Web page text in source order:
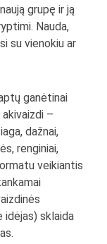
grupę ir ją
Nauda,
su vienokiu ar
ganėtinai
–
dažnai,
renginiai,
veikiantis
idėjas) sklaida